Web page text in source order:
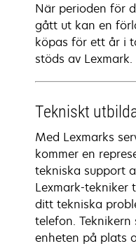
När perioden för
gått ut kan en
köpas för ett år i
stöds av Lexmark.
Tekniskt
Med Lexmarks
kommer en
tekniska support
Lexmark-tekniker
ditt tekniska
telefon.
enheten på plats